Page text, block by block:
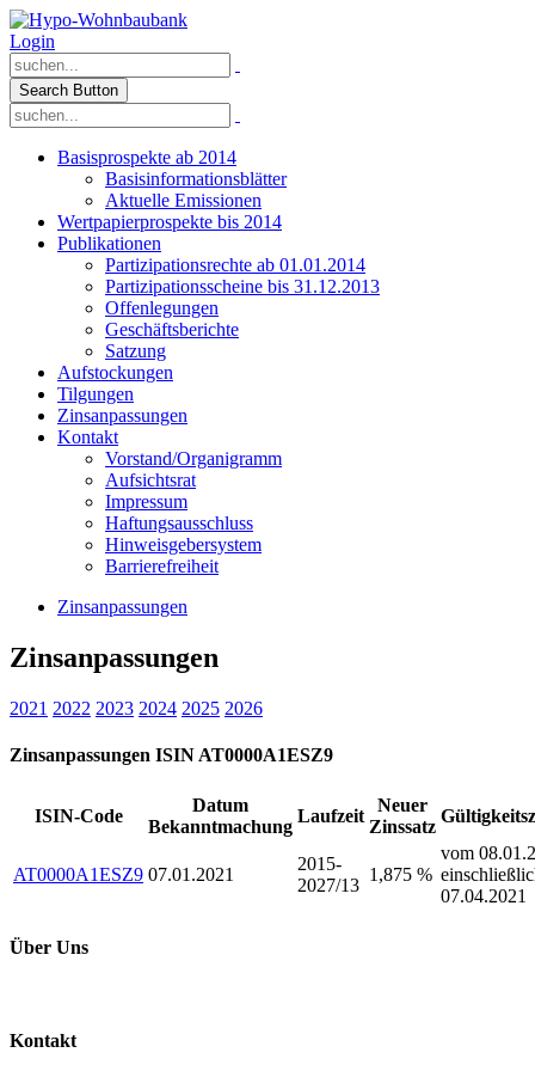
Login
Search Button
Basisprospekte ab 2014
Basisinformationsblätter
Aktuelle Emissionen
Wertpapierprospekte bis 2014
Publikationen
Partizipationsrechte ab 01.01.2014
Partizipationsscheine bis 31.12.2013
Offenlegungen
Geschäftsberichte
Satzung
Aufstockungen
Tilgungen
Zinsanpassungen
Kontakt
Vorstand/Organigramm
Aufsichtsrat
Impressum
Haftungsausschluss
Hinweisgebersystem
Barrierefreiheit
Zinsanpassungen
Zinsanpassungen
2021 2022 2023 2024 2025 2026
Zinsanpassungen ISIN AT0000A1ESZ9
ISIN-Code
Datum
Bekanntmachung
Laufzeit
Neuer
Zinssatz
AT0000A1ESZ9 07.01.2021
2015-
2027/13
1,875 %
vom
07.04.2021
Über Uns
Kontakt